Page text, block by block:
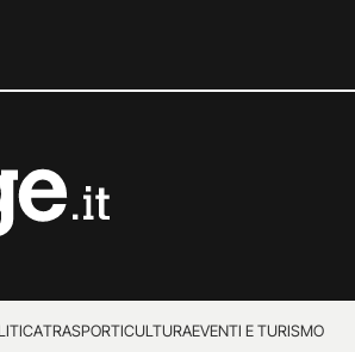
TRASPORTICULTURAEVENTI E TURISMO